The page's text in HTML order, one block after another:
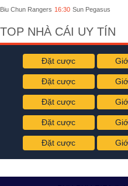
Biu Chun Rangers 16:30 Sun Pegasus
TOP NHÀ CÁI UY TÍN
Đặt cược
Đặt cược
Đặt cược
Đặt cược
Đặt cược